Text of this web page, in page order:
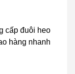
cấp đuôi heo
hàng nhanh